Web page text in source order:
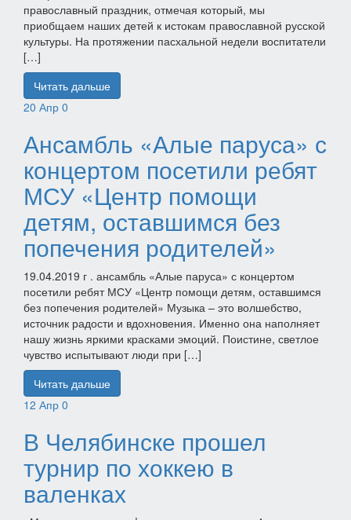
православный праздник, отмечая который, мы
приобщаем наших детей к истокам православной русской
культуры. На протяжении пасхальной недели воспитатели
[…]
Читать дальше
20 Апр 0
Ансамбль «Алые паруса» с
концертом посетили ребят
МСУ «Центр помощи
детям, оставшимся без
попечения родителей»
19.04.2019 г . ансамбль «Алые паруса» с концертом
посетили ребят МСУ «Центр помощи детям, оставшимся
без попечения родителей» Музыка – это волшебство,
источник радости и вдохновения. Именно она наполняет
нашу жизнь яркими красками эмоций. Поистине, светлое
чувство испытывают люди при […]
Читать дальше
12 Апр 0
В Челябинске прошел
турнир по хоккею в
валенках